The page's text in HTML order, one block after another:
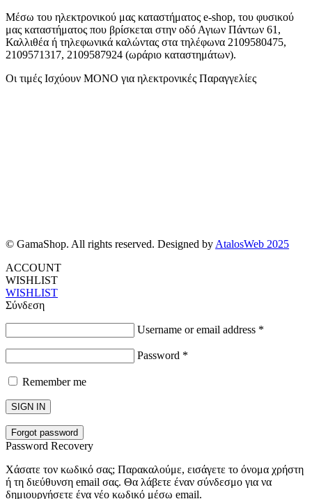
Μέσω του ηλεκτρονικού μας καταστήματος e-shop, του φυσικού
μας καταστήματος που βρίσκεται στην οδό Αγιων Πάντων 61,
Καλλιθέα ή τηλεφωνικά καλώντας στα τηλέφωνα 2109580475,
2109571317, 2109587924 (ωράριο καταστημάτων).
Οι τιμές Ισχύουν ΜΟΝΟ για ηλεκτρονικές Παραγγελίες
© GamaShop. All rights reserved. Designed by AtalosWeb 2025
ACCOUNT
WISHLIST
WISHLIST
Σύνδεση
Username or email address *
Password *
Remember me
SIGN IN
Forgot password
Password Recovery
Χάσατε τον κωδικό σας; Παρακαλούμε, εισάγετε το όνομα χρήστη
ή τη διεύθυνση email σας. Θα λάβετε έναν σύνδεσμο για να
δημιουργήσετε ένα νέο κωδικό μέσω email.